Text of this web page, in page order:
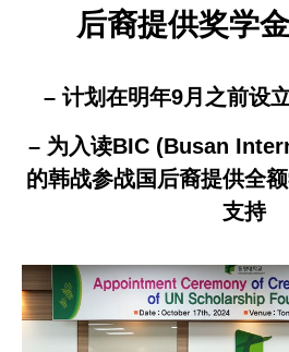
后裔提供奖学
– 计划在明年9月之前设
– 为入读BIC (Busan
的韩战参战国后裔提供全
支持